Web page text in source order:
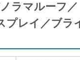
ラマルーフ
レイ／ブ